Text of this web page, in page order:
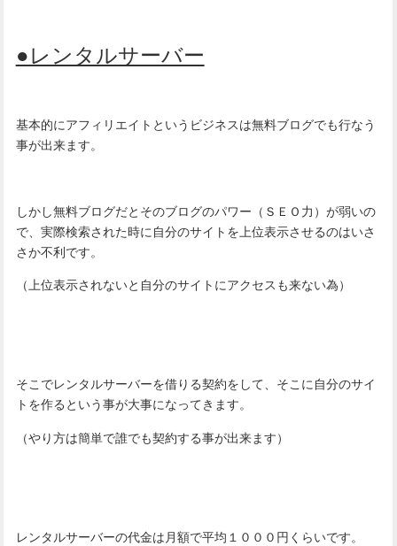
●レンタルサーバー
基本的にアフィリエイトというビジネスは無料ブログでも行なう
事が出来ます。
しかし無料ブログだとそのブログのパワー（ＳＥＯ力）が弱いの
で、実際検索された時に自分のサイトを上位表示させるのはいさ
さか不利です。
（上位表示されないと自分のサイトにアクセスも来ない為）
そこでレンタルサーバーを借りる契約をして、そこに自分のサイ
トを作るという事が大事になってきます。
（やり方は簡単で誰でも契約する事が出来ます）
レンタルサーバーの代金は月額で平均１０００円くらいです。